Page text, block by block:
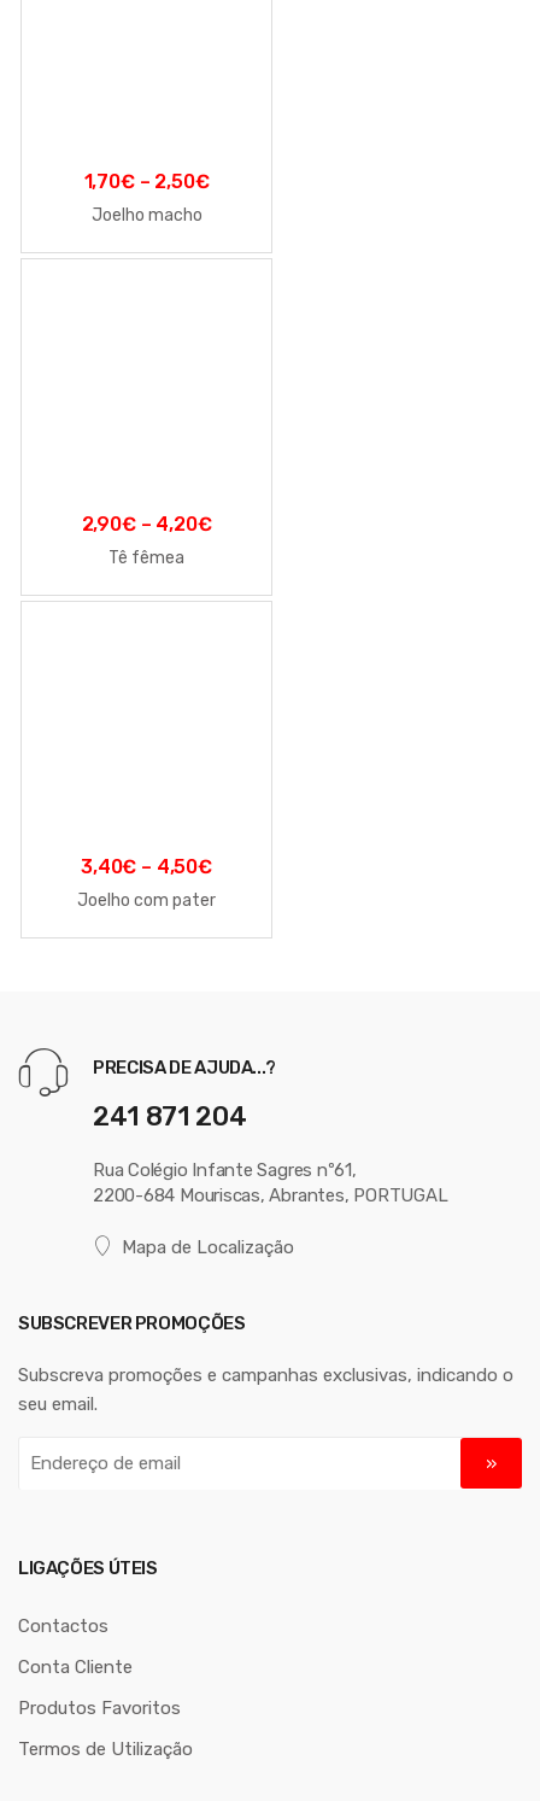
1,70€– 2,50€
Joelho macho
2,90€– 4,20€
Tê fêmea
3,40€ – 4,50€
Joelho com pater
PRECISA DE AJUDA...?
241 871 204
Rua Colégio Infante Sagres nº61,
2200-684 Mouriscas, Abrantes, PORTUGAL
Mapa de Localização
SUBSCREVER PROMOÇÕES
Subscreva promoções e campanhas exclusivas, indicando o
seu email.
r
ç
e
e
LIGAÇÕES ÚTEIS
Contactos
Conta Cliente
Produtos Favoritos
Termos de Utilização